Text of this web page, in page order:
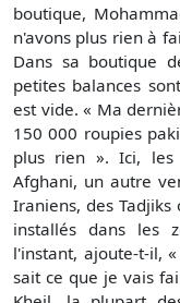
boutique,
n'avons plus rien à
Dans sa boutique
petites balances
est vide. « Ma
150 000 roupies
plus rien ». Ici, les
Afghani, un autre
Iraniens, des Tadjiks
installés dans les
l'instant, ajoute-t-il,
sait ce que je vais